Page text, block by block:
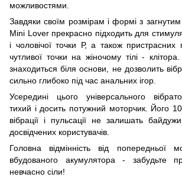
можливостями.
Завдяки своїм розмірам і формі з загнутим
Mini Lover прекрасно підходить для
і чоловічої точки Р, а також пристрасних
чутливої точки на жіночому тілі -
знаходиться біля основи, не дозволить
сильно глибоко під час анальних ігор.
Усередині цього універсального
тихий і досить потужний моторчик. Його
вібрації і пульсації не залишать
досвідчених користувачів.
Головна відмінність від попередньої
вбудованого акумулятора - забудьте
невчасно сіли!